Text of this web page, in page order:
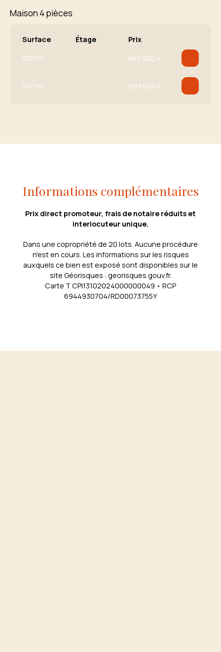
Maison 4 pièces
Surface Étage
Prix
100 m²
- 645 000€
107 m² - 699 000€
Informations complémentaires
Prix direct promoteur, frais de notaire réduits et
interlocuteur unique.
Dans une copropriété de 20 lots. Aucune procédure
n'est en cours. Les informations sur les risques
auxquels ce bien est exposé sont disponibles sur le
site Géorisques : georisques.gouv.fr.
Carte T CPI13102024000000049 • RCP
6944930704/RD00073755Y